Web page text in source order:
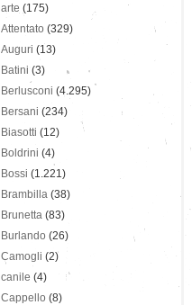
arte (175)
Attentato (329)
Auguri (13)
Batini (3)
Berlusconi (4.295)
Bersani (234)
Biasotti (12)
Boldrini (4)
Bossi (1.221)
Brambilla (38)
Brunetta (83)
Burlando (26)
Camogli (2)
canile (4)
Cappello (8)